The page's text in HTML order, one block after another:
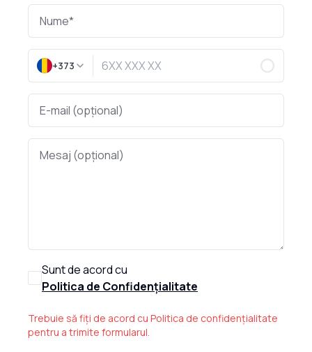
+373
Sunt de acord cu
Politica de Confidențialitate
Trebuie să fiți de acord cu Politica de confidențialitate
pentru a trimite formularul.